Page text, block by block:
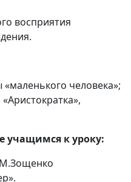
восприятия
человека»;
учащимся к уроку: